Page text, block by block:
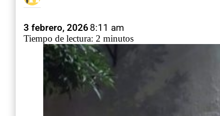
3 febrero, 20268:11 am
Tiempo de lectura: 2 minutos